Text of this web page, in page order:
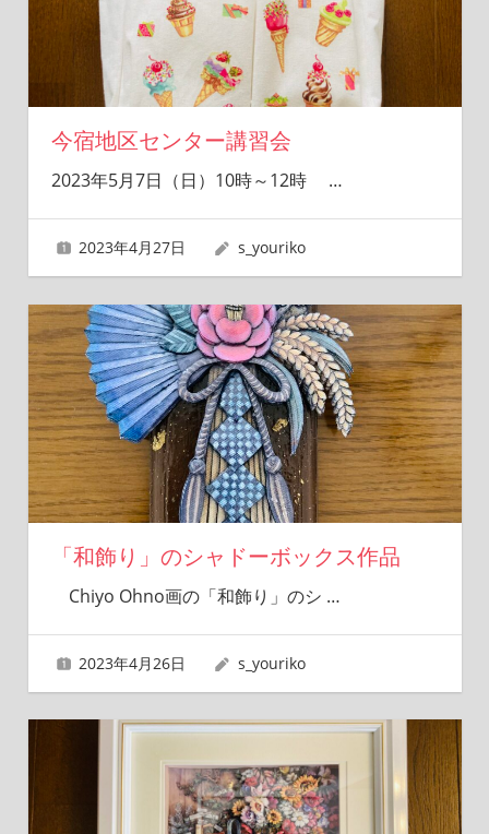
今宿地区センター講習会
2023年5月7日（日）10時～12時 …
2023年4月27日 s_youriko
「和飾り」のシャドーボックス作品
Chiyo Ohno画の「和飾り」のシ …
2023年4月26日 s_youriko